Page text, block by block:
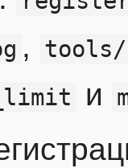
,
и